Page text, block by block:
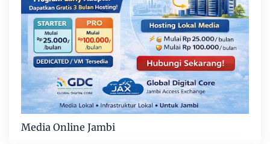
Media Online Jambi